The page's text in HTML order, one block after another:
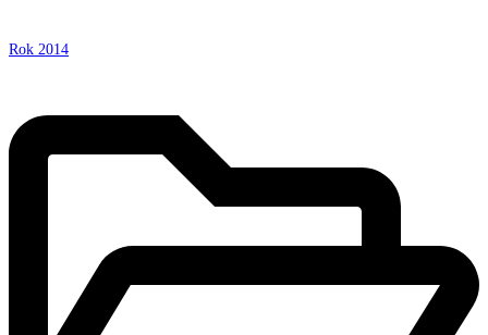
Rok 2014